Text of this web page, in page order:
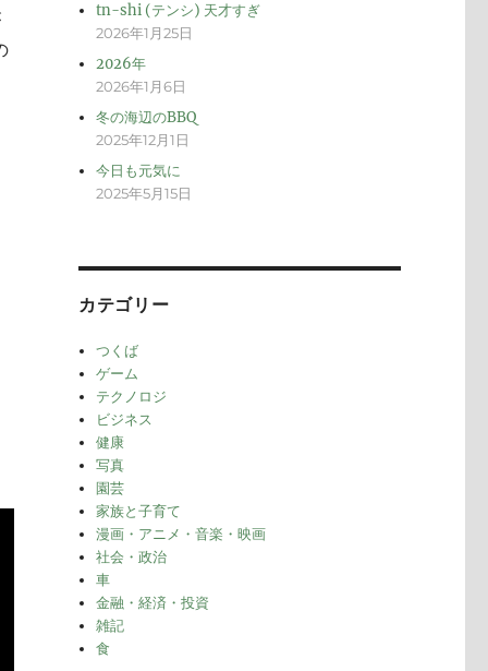
tn-shi (テンシ) 天才すぎ
2026年1月25日
2026年
2026年1月6日
冬の海辺のBBQ
2025年12月1日
今日も元気に
2025年5月15日
カテゴリー
つくば
ゲーム
テクノロジ
ビジネス
健康
写真
園芸
家族と子育て
漫画・アニメ・音楽・映画
社会・政治
車
金融・経済・投資
雑記
食